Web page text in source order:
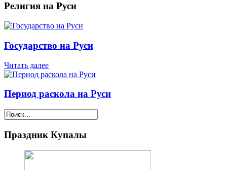
Религия на Руси
Государство на Руси
Читать далее
Период раскола на Руси
Праздник Купалы